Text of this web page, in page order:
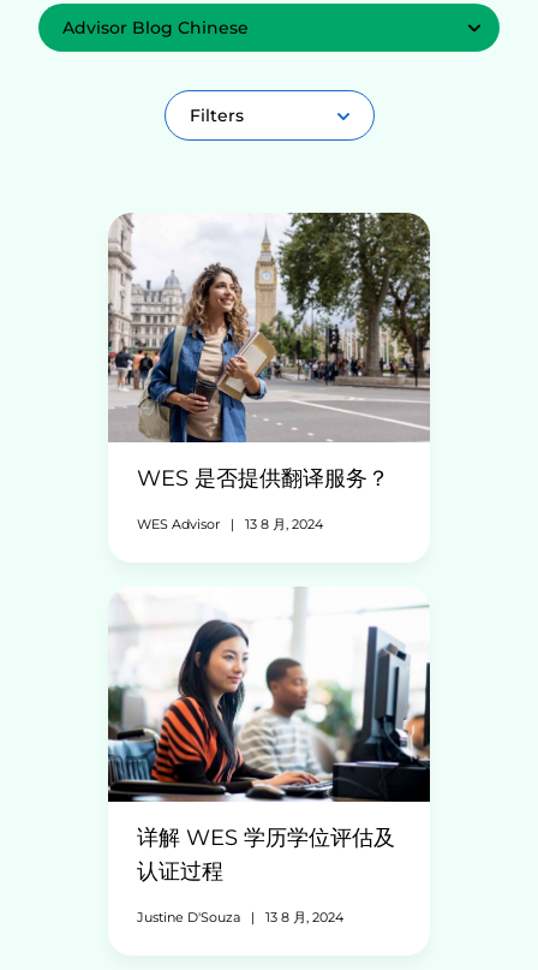
Select a Category:
Filters
WES 是否提供翻译服务？
WES Advisor | 13 8 月, 2024
详解 WES 学历学位评估及
认证过程
Justine D'Souza | 13 8 月, 2024